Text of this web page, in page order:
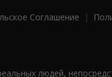
Соглашение |
людей,